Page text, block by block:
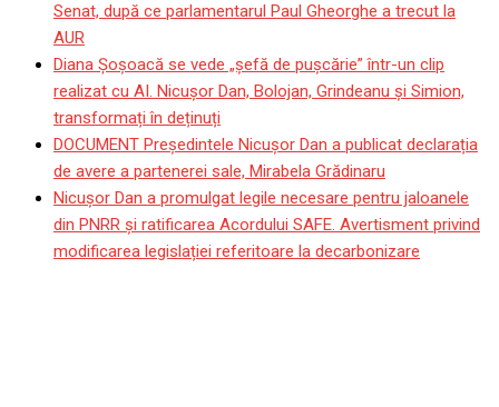
Senat, după ce parlamentarul Paul Gheorghe a trecut la
AUR
Diana Șoșoacă se vede „șefă de pușcărie” într-un clip
realizat cu AI. Nicușor Dan, Bolojan, Grindeanu și Simion,
transformați în deținuți
DOCUMENT Președintele Nicușor Dan a publicat declarația
de avere a partenerei sale, Mirabela Grădinaru
Nicușor Dan a promulgat legile necesare pentru jaloanele
din PNRR și ratificarea Acordului SAFE. Avertisment privind
modificarea legislației referitoare la decarbonizare